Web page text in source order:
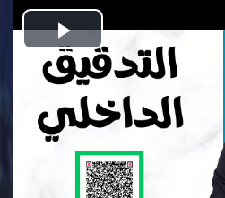
Play
Video